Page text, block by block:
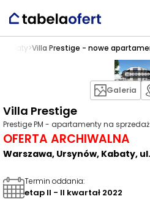
Kabaty>Villa Prestige - nowe
Villa Prestige
Prestige PM - apartamenty na sprzedaż
OFERTA ARCHIWALNA
Warszawa, Ursynów, Kabaty,
Galeria
Termin oddania:
etap II - II kwartał 2022